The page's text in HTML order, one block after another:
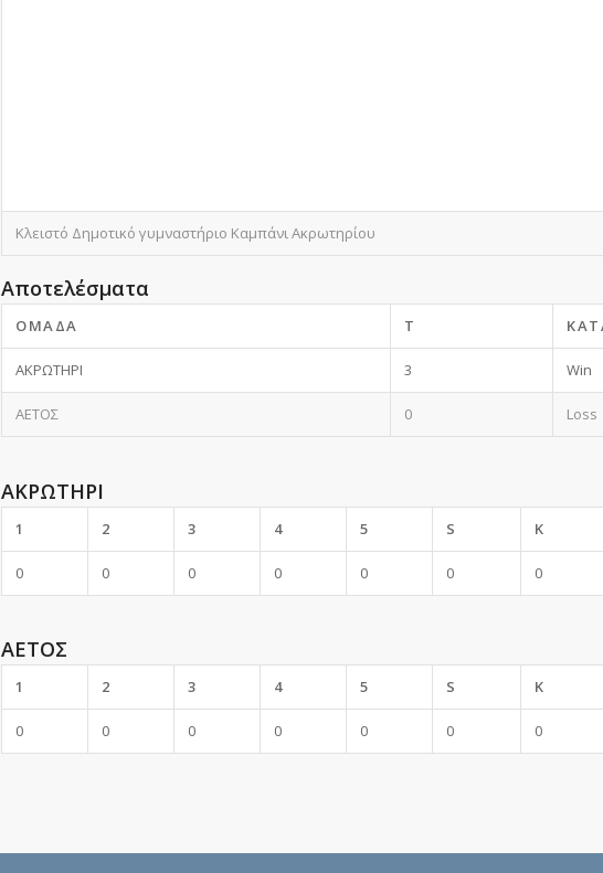
Κλειστό Δημοτικό γυμναστήριο Καμπάνι Ακρωτηρίου
Αποτελέσματα
ΟΜΆΔΑ T
ΑΚΡΩΤΗΡΙ 3 Win
ΑΕΤΟΣ 0 Loss
ΑΚΡΩΤΗΡΙ
1 2 3 4 5 S K
0 0 0 0 0 0 0
ΑΕΤΟΣ
1 2 3 4 5 S K
0 0 0 0 0 0 0